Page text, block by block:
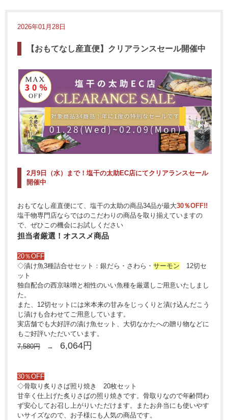
2026年01月28日
【おもてなし産直便】クリアランスセール開催中
2月9日（水）まで！塩干の太助EC店にてクリアランスセール
開催中
おもてなし産直便にて、塩干の太助の商品34品が最大30％OFF!!
塩干物専門店ならではのこだわりの商品を取り揃えていますの
で、ぜひこの機会にお試しください
担当者厳選！オススメ商品
20％OFF
◇漬け魚3種詰合せセット：銀だら・さわら・ サーモン 12切セ
ット
独自配合の西京味噌と相性のいい魚種を厳選しご用意いたしまし
た。
また、12切セットには米本来の甘みをじっくりと漬け込んだこう
じ漬けも合わせてご用意しています。
実店舗でも大好評の漬け魚セット、大切なかたへの贈り物などに
もご好評いただいています。
7,580円 → 6,064円
30％OFF
◇骨取り炙りさば照り焼き 20枚セット
甘辛く仕上げた炙りさばの照り焼きです。骨取りなので年齢問わ
ず安心してお召し上がりいただけます。またお弁当にも使いやす
いサイズなので、お子様にも人気の商品です。